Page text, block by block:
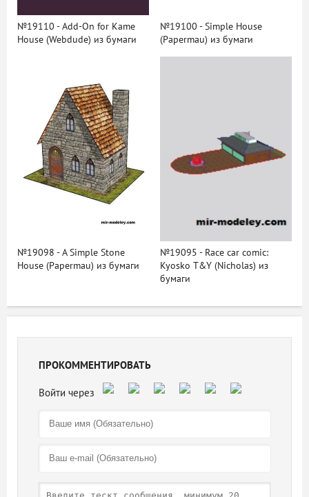
№19110 - Add-On for Kame
House (Webdude) из бумаги
№19100 - Simple House
(Papermau) из бумаги
№19098 - A Simple Stone
House (Papermau) из бумаги
№19095 - Race car comic:
Kyosko T&Y (Nicholas) из
бумаги
ПРОКОММЕНТИРОВАТЬ